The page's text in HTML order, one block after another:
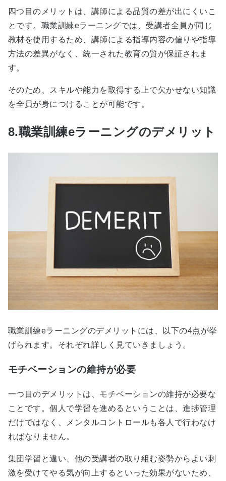
四つ目のメリットは、講師による品質の差が出にくいこ
とです。職業訓練eラーニングでは、受講者全員が同じ
教材を使用するため、講師による指導内容の偏りや指導
方法の差異がなく、統一された教育の質が保証されま
す。
そのため、スキルや能力を取得する上で欠かせない知識
を全員が身につけることが可能です。
8.職業訓練eラーニングのデメリット
職業訓練eラーニングのデメリットには、以下の4点が挙
げられます。それぞれ詳しく見ていきましょう。
モチベーションの維持が必要
一つ目のデメリットは、モチベーションの維持が必要な
ことです。個人で学習を進めるということは、進捗管理
だけではなく、メンタルコントロールも各人で行わなけ
ればなりません。
集団学習と違い、他の受講者の取り組む姿勢からよい刺
激を受けてやる気が向上するといった効果がないため、